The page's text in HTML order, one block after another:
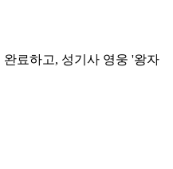
료하고, 성기사 영웅 '왕자